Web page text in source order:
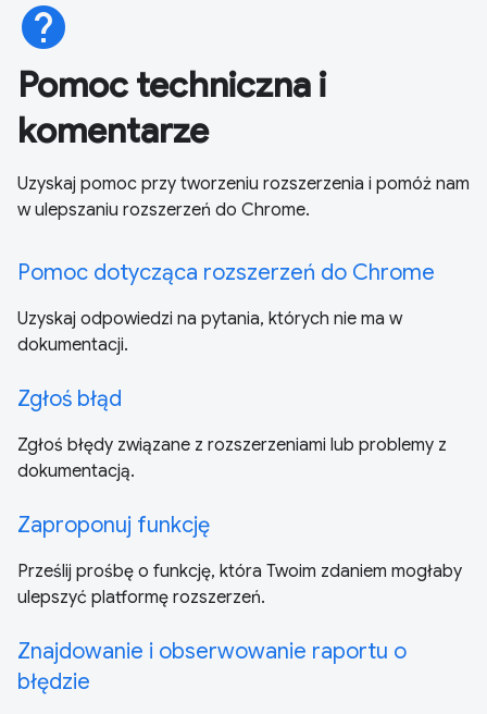
help
Pomoc techniczna i
komentarze
Uzyskaj pomoc przy tworzeniu rozszerzenia i pomóż nam
w ulepszaniu rozszerzeń do Chrome.
Pomoc dotycząca rozszerzeń do Chrome
Uzyskaj odpowiedzi na pytania, których nie ma w
dokumentacji.
Zgłoś błąd
Zgłoś błędy związane z rozszerzeniami lub problemy z
dokumentacją.
Zaproponuj funkcję
Prześlij prośbę o funkcję, która Twoim zdaniem mogłaby
ulepszyć platformę rozszerzeń.
Znajdowanie i obserwowanie raportu o
błędzie